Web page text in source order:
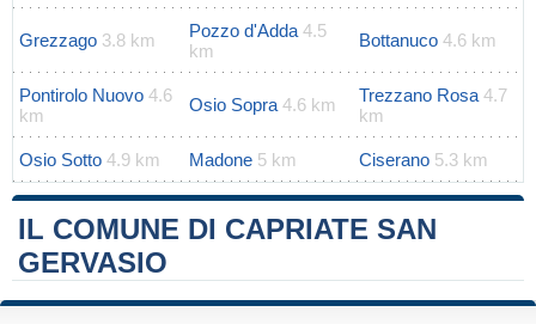
Grezzago 3.8 km Pozzo d'Adda 4.5
km
Bottanuco 4.6 km
Pontirolo Nuovo 4.6
km
Osio Sopra 4.6 km Trezzano Rosa 4.7
km
Osio Sotto 4.9 km Madone 5 km Ciserano 5.3 km
IL COMUNE DI CAPRIATE SAN
GERVASIO